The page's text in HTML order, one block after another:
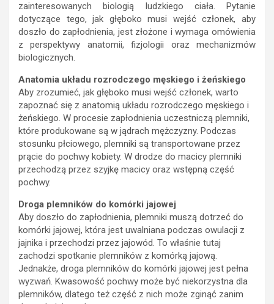
zainteresowanych biologią ludzkiego ciała. Pytanie
dotyczące tego, jak głęboko musi wejść członek, aby
doszło do zapłodnienia, jest złożone i wymaga omówienia
z perspektywy anatomii, fizjologii oraz mechanizmów
biologicznych.
Anatomia układu rozrodczego męskiego i żeńskiego
Aby zrozumieć, jak głęboko musi wejść członek, warto
zapoznać się z anatomią układu rozrodczego męskiego i
żeńskiego. W procesie zapłodnienia uczestniczą plemniki,
które produkowane są w jądrach mężczyzny. Podczas
stosunku płciowego, plemniki są transportowane przez
prącie do pochwy kobiety. W drodze do macicy plemniki
przechodzą przez szyjkę macicy oraz wstępną część
pochwy.
Droga plemników do komórki jajowej
Aby doszło do zapłodnienia, plemniki muszą dotrzeć do
komórki jajowej, która jest uwalniana podczas owulacji z
jajnika i przechodzi przez jajowód. To właśnie tutaj
zachodzi spotkanie plemników z komórką jajową.
Jednakże, droga plemników do komórki jajowej jest pełna
wyzwań. Kwasowość pochwy może być niekorzystna dla
plemników, dlatego też część z nich może zginąć zanim